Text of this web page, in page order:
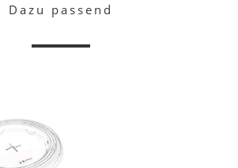
Dazu passend